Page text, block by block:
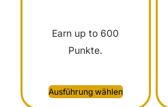
Earn up to 600
Punkte.
Ausführung wählen